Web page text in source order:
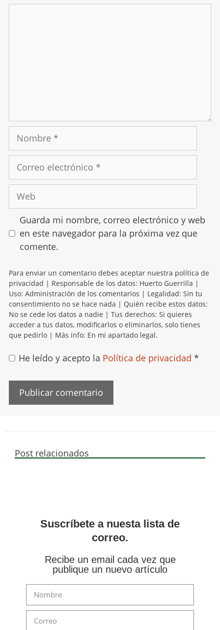
Guarda mi nombre, correo electrónico y web
en este navegador para la próxima vez que
comente.
Para enviar un comentario debes aceptar nuestra política de
privacidad | Responsable de los datos: Huerto Guerrilla |
Uso: Administración de los comentarios | Legalidad: Sin tu
consentimiento no se hace nada | Quién recibe estos datos:
No se cede los datos a nadie | Tus derechos: Si quieres
acceder a tus datos, modificarlos o eliminarlos, solo tienes
que pedirlo | Más info: En mi apartado legal.
He leído y acepto la Política de privacidad *
Post relacionados
Suscríbete a nuesta lista de
correo.
Recibe un email cada vez que
publique un nuevo artículo